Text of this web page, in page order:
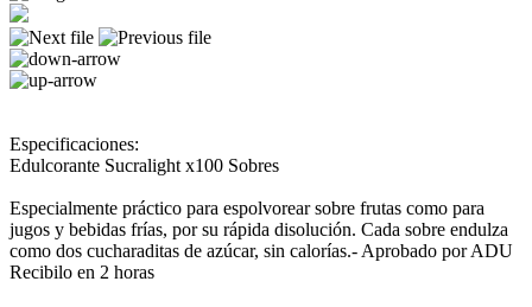
Especificaciones:
Edulcorante Sucralight x100 Sobres
Especialmente práctico para espolvorear sobre frutas como para
jugos y bebidas frías, por su rápida disolución. Cada sobre endulza
como dos cucharaditas de azúcar, sin calorías.- Aprobado por ADU
Recibilo en 2 horas